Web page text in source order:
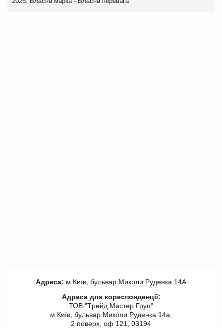
Адреса: м.Київ, бульвар Миколи Руденка 14А
Адреса для кореспонденції:
ТОВ "Tрейд Мастер Груп"
м.Київ, бульвар Миколи Руденка 14а,
2 поверх, оф 121, 03194